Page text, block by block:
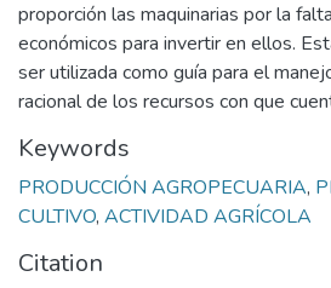
proporción las maquinarias por la
económicos para invertir en ellos.
ser utilizada como guía para el
racional de los recursos con que
Keywords
PRODUCCIÓN AGROPECUARIA,
CULTIVO, ACTIVIDAD AGRÍCOLA
Citation